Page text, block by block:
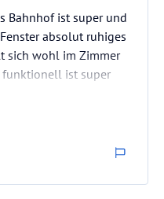
Bahnhof ist super und
absolut ruhiges
sich wohl im Zimmer
funktionell ist super